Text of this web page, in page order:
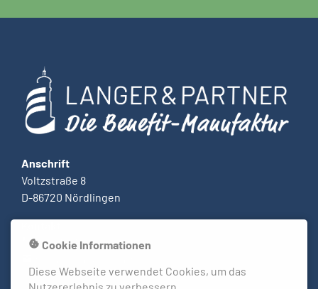
Anschrift
Voltzstraße 8
D-86720 Nördlingen
phone09081 27894 00
cookie Cookie Informationen
Diese Webseite verwendet Cookies, um das